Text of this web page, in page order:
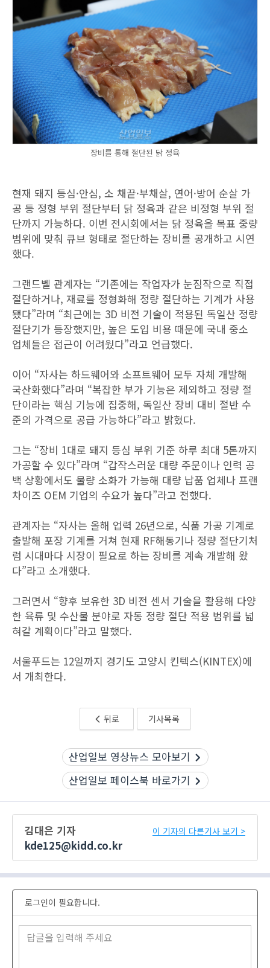
장비를 통해 절단된 닭 정육
현재 돼지 등심·안심, 소 채끝·부채살, 연어·방어 순살 가
공 등 정형 부위 절단부터 닭 정육과 같은 비정형 부위 절
단까지 가능하다. 이번 전시회에서는 닭 정육을 목표 중량
범위에 맞춰 큐브 형태로 절단하는 장비를 공개하고 시연
했다.
그랜드벨 관계자는 “기존에는 작업자가 눈짐작으로 직접
절단하거나, 재료를 정형화해 정량 절단하는 기계가 사용
됐다”라며 “최근에는 3D 비전 기술이 적용된 독일산 정량
절단기가 등장했지만, 높은 도입 비용 때문에 국내 중소
업체들은 접근이 어려웠다”라고 언급했다.
이어 “자사는 하드웨어와 소프트웨어 모두 자체 개발해
국산화했다”라며 “복잡한 부가 기능은 제외하고 정량 절
단이라는 핵심 기능에 집중해, 독일산 장비 대비 절반 수
준의 가격으로 공급 가능하다”라고 밝혔다.
그는 “장비 1대로 돼지 등심 부위 기준 하루 최대 5톤까지
가공할 수 있다”라며 “갑작스러운 대량 주문이나 인력 공
백 상황에서도 물량 소화가 가능해 대량 납품 업체나 프랜
차이즈 OEM 기업의 수요가 높다”라고 전했다.
관계자는 “자사는 올해 업력 26년으로, 식품 가공 기계로
출발해 포장 기계를 거쳐 현재 RF해동기나 정량 절단기처
럼 시대마다 시장이 필요로 하는 장비를 계속 개발해 왔
다”라고 소개했다.
그러면서 “향후 보유한 3D 비전 센서 기술을 활용해 다양
한 육류 및 수산물 분야로 자동 정량 절단 적용 범위를 넓
혀갈 계획이다”라고 말했다.
서울푸드는 12일까지 경기도 고양시 킨텍스(KINTEX)에
서 개최한다.
뒤로 기사목록
산업일보 영상뉴스 모아보기
산업일보 페이스북 바로가기
김대은 기자
kde125@kidd.co.kr
이 기자의 다른기사 보기 >
로그인이 필요합니다.